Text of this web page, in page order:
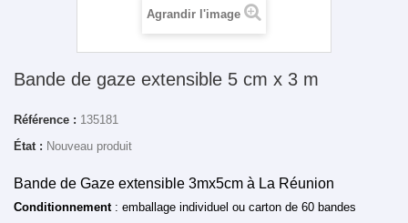
Agrandir l'image
Bande de gaze extensible 5 cm x 3 m
Référence : 135181
État : Nouveau produit
Bande de Gaze extensible 3mx5cm à La Réunion
Conditionnement: emballage individuel ou carton de 60 bandes